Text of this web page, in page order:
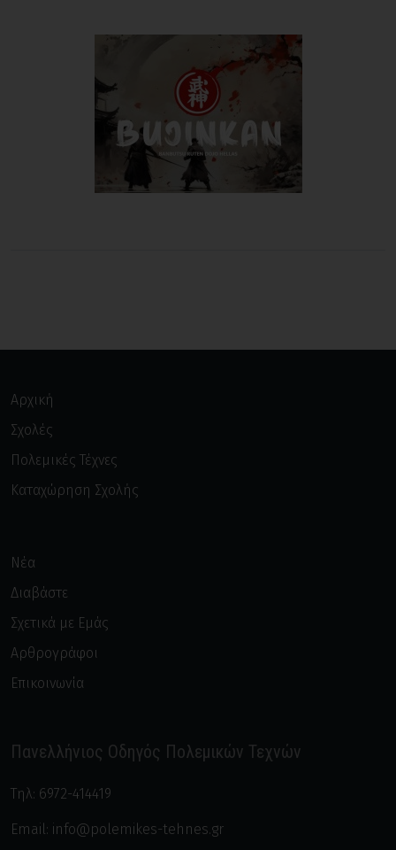
Αρχική
Σχολές
Πολεμικές Τέχνες
Καταχώρηση Σχολής
Νέα
Διαβάστε
Σχετικά με Εμάς
Αρθρογράφοι
Επικοινωνία
Πανελλήνιος Οδηγός Πολεμικών Τεχνών
Τηλ: 6972-414419
Email: info@polemikes-tehnes.gr